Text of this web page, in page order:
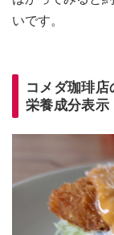
いです。
コメダ珈琲店
栄養成分表示